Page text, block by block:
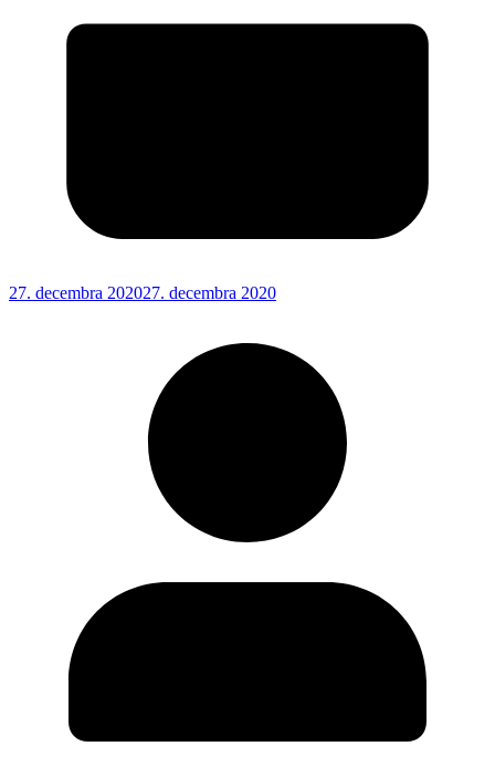
27. decembra 202027. decembra 2020